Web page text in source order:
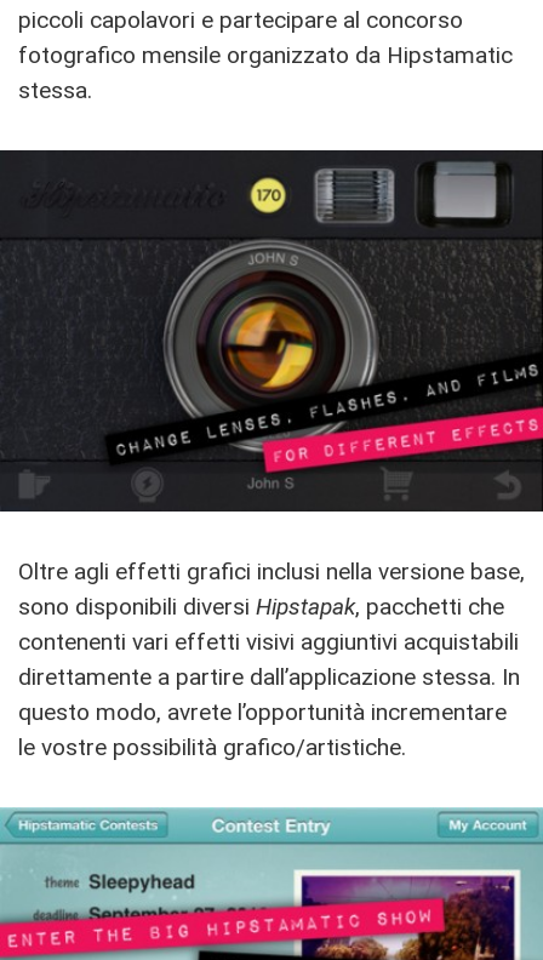
piccoli capolavori e partecipare al concorso
fotografico mensile organizzato da Hipstamatic
stessa.
Oltre agli effetti grafici inclusi nella versione base,
sono disponibili diversi Hipstapak, pacchetti che
contenenti vari effetti visivi aggiuntivi acquistabili
direttamente a partire dall’applicazione stessa. In
questo modo, avrete l’opportunità incrementare
le vostre possibilità grafico/artistiche.